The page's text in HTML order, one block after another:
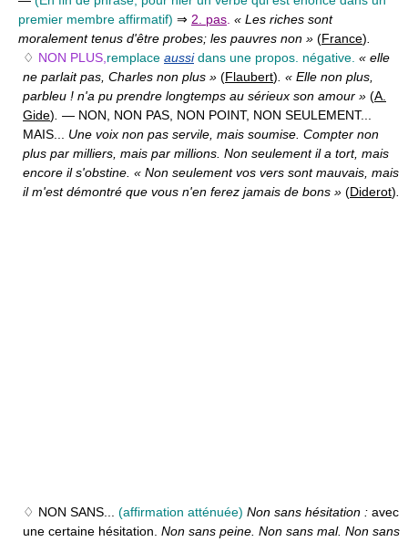
premier membre affirmatif) ⇒ 2. pas. « Les riches sont
moralement tenus d'être probes; les pauvres non » (France).
♢ NON PLUS,remplace aussidans une propos. négative. « elle
ne parlait pas, Charles non plus » (Flaubert). « Elle non plus,
parbleu ! n'a pu prendre longtemps au sérieux son amour » (A.
Gide). — NON, NON PAS, NON POINT, NON SEULEMENT...
MAIS... Une voix non pas servile, mais soumise. Compter non
plus par milliers, mais par millions. Non seulement il a tort, mais
encore il s'obstine. « Non seulement vos vers sont mauvais, mais
il m'est démontré que vous n'en ferez jamais de bons » (Diderot).
♢ NON SANS... (affirmation atténuée) Non sans hésitation : avec
une certaine hésitation. Non sans peine. Non sans mal. Non sans